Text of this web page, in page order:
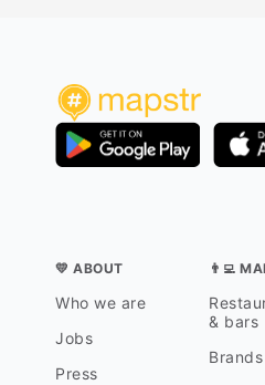
💛 ABOUT
Who we are
Jobs
Press
👨‍💻
& bars
Brands